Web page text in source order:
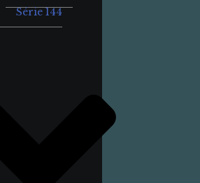
Série 144